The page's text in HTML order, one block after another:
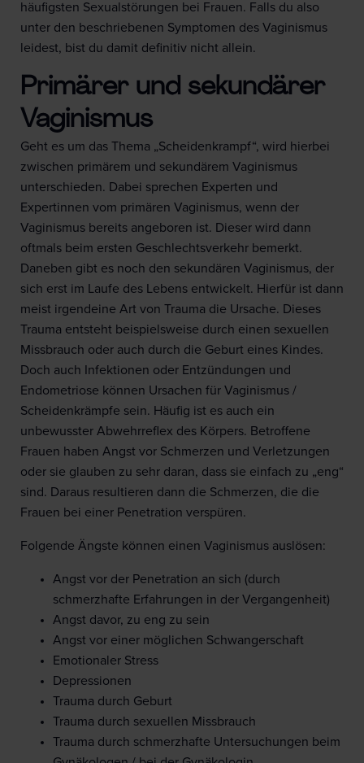
häufigsten Sexualstörungen bei Frauen. Falls du also
unter den beschriebenen Symptomen des Vaginismus
leidest, bist du damit definitiv nicht allein.
Primärer und sekundärer
Vaginismus
Geht es um das Thema „Scheidenkrampf“, wird hierbei
zwischen primärem und sekundärem Vaginismus
unterschieden. Dabei sprechen Experten und
Expertinnen vom primären Vaginismus, wenn der
Vaginismus bereits angeboren ist. Dieser wird dann
oftmals beim ersten Geschlechtsverkehr bemerkt.
Daneben gibt es noch den sekundären Vaginismus, der
sich erst im Laufe des Lebens entwickelt. Hierfür ist dann
meist irgendeine Art von Trauma die Ursache. Dieses
Trauma entsteht beispielsweise durch einen sexuellen
Missbrauch oder auch durch die Geburt eines Kindes.
Doch auch Infektionen oder Entzündungen und
Endometriose können Ursachen für Vaginismus /
Scheidenkrämpfe sein. Häufig ist es auch ein
unbewusster Abwehrreflex des Körpers. Betroffene
Frauen haben Angst vor Schmerzen und Verletzungen
oder sie glauben zu sehr daran, dass sie einfach zu „eng“
sind. Daraus resultieren dann die Schmerzen, die die
Frauen bei einer Penetration verspüren.
Folgende Ängste können einen Vaginismus auslösen:
Angst vor der Penetration an sich (durch
schmerzhafte Erfahrungen in der Vergangenheit)
Angst davor, zu eng zu sein
Angst vor einer möglichen Schwangerschaft
Emotionaler Stress
Depressionen
Trauma durch Geburt
Trauma durch sexuellen Missbrauch
Trauma durch schmerzhafte Untersuchungen beim